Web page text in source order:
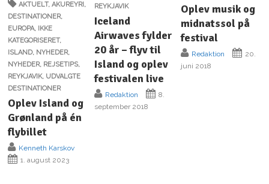
AKTUELT,AKUREYRI ,
DESTINATIONER,
EUROPA,
IKKE
KATEGORISERET,
ISLAND, NYHEDER,
NYHEDER, REJSETIPS,
REYKJAVIK, UDVALGTE
DESTINATIONER
Oplev Island og
Grønland på én
flybillet
Kenneth Karskov
1. august 2023
REYKJAVIK
Iceland
Airwaves fylder
20 år – flyv til
Island og oplev
festivalen live
Redaktion
8.
september 2018
Oplev musik og
midnatssol på
festival
Redaktion
20.
juni 2018